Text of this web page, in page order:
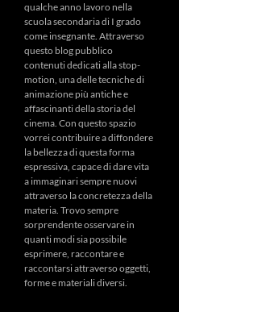
qualche anno lavoro nella
scuola secondaria di I grado
come insegnante. Attraverso
questo blog pubblico
contenuti dedicati alla stop-
motion, una delle tecniche di
animazione più antiche e
affascinanti della storia del
cinema. Con questo spazio
vorrei contribuire a diffondere
la bellezza di questa forma
espressiva, capace di dare vita
a immaginari sempre nuovi
attraverso la concretezza della
materia. Trovo sempre
sorprendente osservare in
quanti modi sia possibile
esprimere, raccontare e
raccontarsi attraverso oggetti,
forme e materiali diversi.